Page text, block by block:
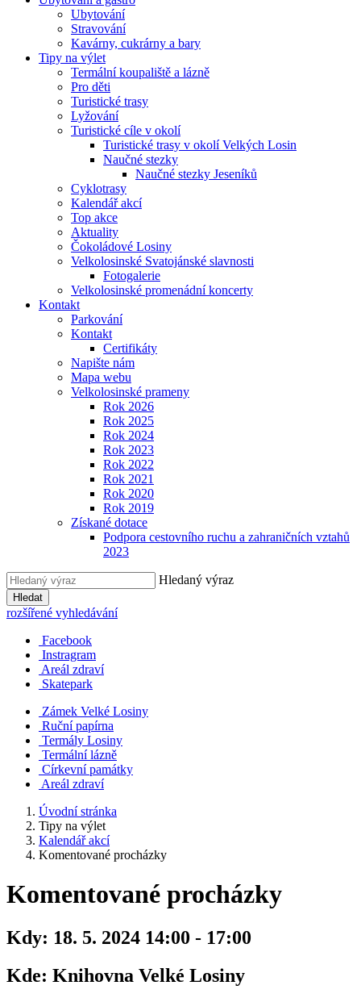
Ubytování
Stravování
Kavárny, cukrárny a bary
Tipy na výlet
Termální koupaliště a lázně
Pro děti
Turistické trasy
Lyžování
Turistické cíle v okolí
Turistické trasy v okolí Velkých Losin
Naučné stezky
Naučné stezky Jeseníků
Cyklotrasy
Kalendář akcí
Top akce
Aktuality
Čokoládové Losiny
Velkolosinské Svatojánské slavnosti
Fotogalerie
Velkolosinské promenádní koncerty
Kontakt
Parkování
Kontakt
Certifikáty
Napište nám
Mapa webu
Velkolosinské prameny
Rok 2026
Rok 2025
Rok 2024
Rok 2023
Rok 2022
Rok 2021
Rok 2020
Rok 2019
Získané dotace
Podpora cestovního ruchu a zahraničních vztahů
2023
Hledaný výraz
Hledat
rozšířené vyhledávání
Facebook
Instragram
Areál zdraví
Skatepark
Zámek Velké Losiny
Ruční papírna
Termály Losiny
Termální lázně
Církevní památky
Areál zdraví
Úvodní stránka
Tipy na výlet
Kalendář akcí
Komentované procházky
Komentované procházky
Kdy: 18. 5. 2024 14:00 - 17:00
Kde: Knihovna Velké Losiny